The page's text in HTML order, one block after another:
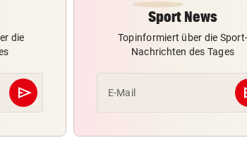
die
send
Abschicken
Sport News
Topinformiert über die
Nachrichten des Tages
E-Mail